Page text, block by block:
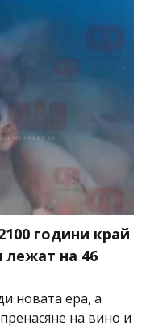
години край
на 46
новата ера, а
на вино и